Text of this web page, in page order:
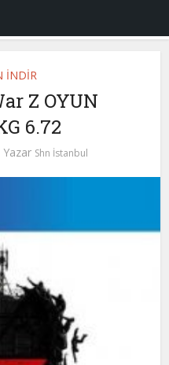
İNDİR
Z OYUN
6.72
Yazar Shn İstanbul